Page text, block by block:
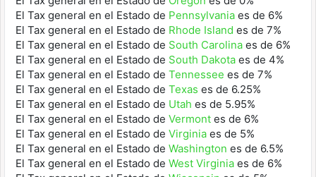
El Tax general en el Estado de Pennsylvania es de 6%
El Tax general en el Estado de Rhode Island es de 7%
El Tax general en el Estado de South Carolina es de 6%
El Tax general en el Estado de South Dakota es de 4%
El Tax general en el Estado de Tennessee es de 7%
El Tax general en el Estado de Texas es de 6.25%
El Tax general en el Estado de Utah es de 5.95%
El Tax general en el Estado de Vermont es de 6%
El Tax general en el Estado de Virginia es de 5%
El Tax general en el Estado de Washington es de 6.5%
El Tax general en el Estado de West Virginia es de 6%